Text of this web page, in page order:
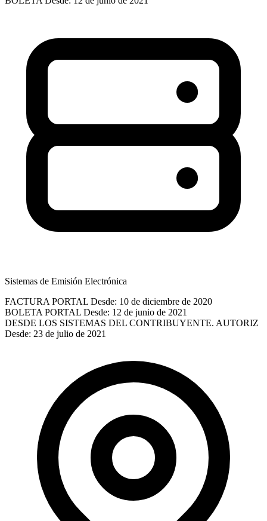
Sistemas de Emisión Electrónica
FACTURA PORTAL Desde: 10 de diciembre de 2020
BOLETA PORTAL Desde: 12 de junio de 2021
DESDE LOS SISTEMAS DEL CONTRIBUYENTE. AUTORIZ
Desde: 23 de julio de 2021